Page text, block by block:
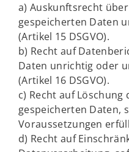
a) Auskunftsrecht
gespeicherten Daten
(Artikel 15 DSGVO).
b) Recht auf
Daten unrichtig oder
(Artikel 16 DSGVO).
c) Recht auf
gespeicherten Daten,
Voraussetzungen
d) Recht auf